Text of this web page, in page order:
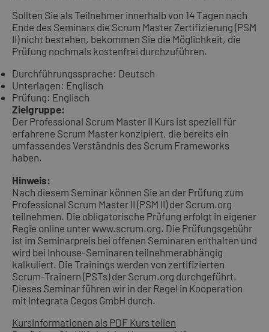
Sollten Sie als Teilnehmer innerhalb von 14 Tagen nach
Ende des Seminars die Scrum Master Zertifizierung (PSM
II) nicht bestehen, bekommen Sie die Möglichkeit, die
Prüfung nochmals kostenfrei durchzuführen.
Durchführungssprache: Deutsch
Unterlagen: Englisch
Prüfung: Englisch
Zielgruppe:
Der Professional Scrum Master II Kurs ist speziell für
erfahrene Scrum Master konzipiert, die bereits ein
umfassendes Verständnis des Scrum Frameworks
haben.
Hinweis:
Nach diesem Seminar können Sie an der Prüfung zum
Professional Scrum Master II (PSM II) der Scrum.org
teilnehmen. Die obligatorische Prüfung erfolgt in eigener
Regie online unter www.scrum.org. Die Prüfungsgebühr
ist im Seminarpreis bei offenen Seminaren enthalten und
wird bei Inhouse-Seminaren teilnehmerabhängig
kalkuliert. Die Trainings werden von zertifizierten
Scrum-Trainern (PSTs) der Scrum.org durchgeführt.
Dieses Seminar führen wir in der Regel in Kooperation
mit Integrata Cegos GmbH durch.
Kursinformationen als PDF Kurs teilen